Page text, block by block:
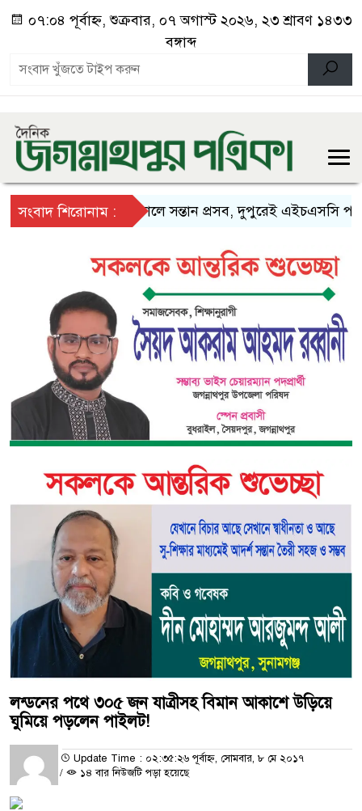
০৭:০৪ পূর্বাহ্ন, শুক্রবার, ০৭ অগাস্ট ২০২৬, ২৩ শ্রাবণ ১৪৩৩
বঙ্গাব্দ
সংবাদ শিরোনাম :সকালে সন্তান প্রসব, দুপুরেই এইচএসসি
লন্ডনের পথে ৩০৫ জন যাত্রীসহ বিমান আকাশে উড়িয়ে
ঘুমিয়ে পড়লেন পাইলট!
Update Time : ০২:৩৫:২৬ পূর্বাহ্ন, সোমবার, ৮ মে ২০১৭
/
১৪ বার নিউজটি পড়া হয়েছে